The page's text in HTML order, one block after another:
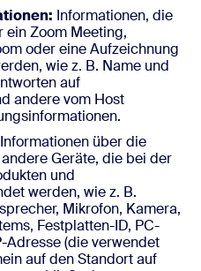
Informationen, die
Zoom Meeting,
oder eine Aufzeichnung
wie z. B. Name und
auf
andere vom Host
über die
Geräte, die bei der
und
werden, wie z. B.
Mikrofon, Kamera,
Festplatten-ID, PC-
Adresse (die verwendet
auf den Standort auf